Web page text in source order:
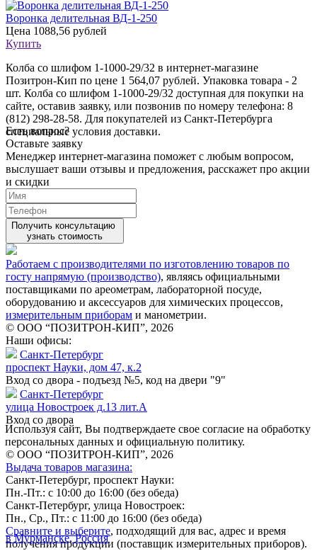
Воронка делительная ВД-1-250
Цена 1088,56 рублей
Купить
Колба со шлифом 1-1000-29/32 в интернет-магазине
Позитрон-Кип по цене 1 564,07 рублей. Упаковка товара - 2
шт. Колба со шлифом 1-1000-29/32 доступная для покупки на
сайте, оставив заявку, или позвонив по номеру телефона: 8
(812) 298-28-58. Для покупателей из Санкт-Петербурга
специальные условия доставки.
Есть вопрос?
Оставьте заявку
Менеджер интернет-магазина поможет с любым вопросом,
выслушает ваши отзывы и предложения, расскажет про акции
и скидки
Получить консультацию
узнать стоимость
Работаем с производителями по изготовлению товаров по
госту напрямую (производство), являясь официальными
поставщиками по ареометрам, лабораторной посуде,
оборудованию и аксессуаров для химических процессов,
измерительным приборам и манометрии.
© ООО “ПОЗИТРОН-КИП”, 2026
Наши офисы:
Санкт-Петербург
проспект Науки, дом 47, к.2
Вход со двора - подъезд №5, код на двери "9"
Санкт-Петербург
улица Новостроек д.13 лит.А
Вход со двора
Используя сайт, Вы подтверждаете свое согласие на обработку
персональных данных и официальную политику.
© ООО “ПОЗИТРОН-КИП”, 2026
Выдача товаров магазина:
Санкт-Петербург, проспект Науки:
Пн.-Пт.: с 10:00 до 16:00 (без обеда)
Санкт-Петербург, улица Новостроек:
Пн., Ср., Пт.: с 11:00 до 16:00 (без обеда)
Сравните и выберите, подходящий для вас, адрес и время
получения продукции (поставщик измерительных приборов).
в Мурманске, Россия